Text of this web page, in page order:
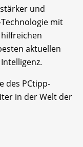
und
mit
aktuellen
des PCtipp-
in der Welt der